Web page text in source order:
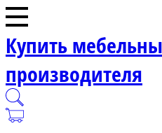
Купить
производителя